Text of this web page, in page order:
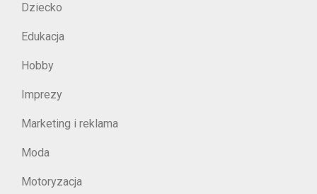
Dziecko
Edukacja
Hobby
Imprezy
Marketing i reklama
Moda
Motoryzacja